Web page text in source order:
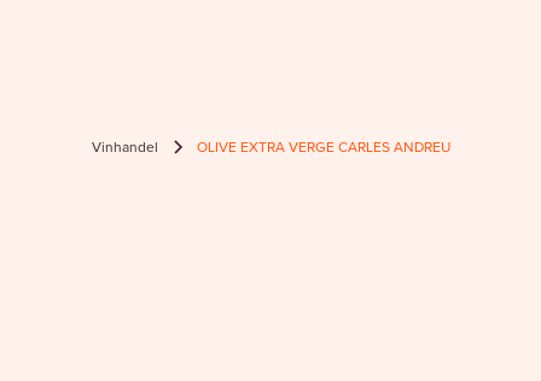
Vinhandel OLIVE EXTRA VERGE CARLES ANDREU